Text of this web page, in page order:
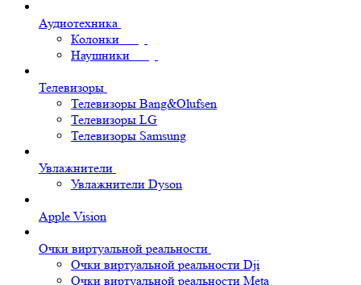
Аудиотехника
Колонки
Наушники
Телевизоры
Телевизоры Bang&Olufsen
Телевизоры LG
Телевизоры Samsung
Увлажнители
Увлажнители Dyson
Apple Vision
Очки виртуальной реальности
Очки виртуальной реальности Dji
Очки виртуальной реальности Meta